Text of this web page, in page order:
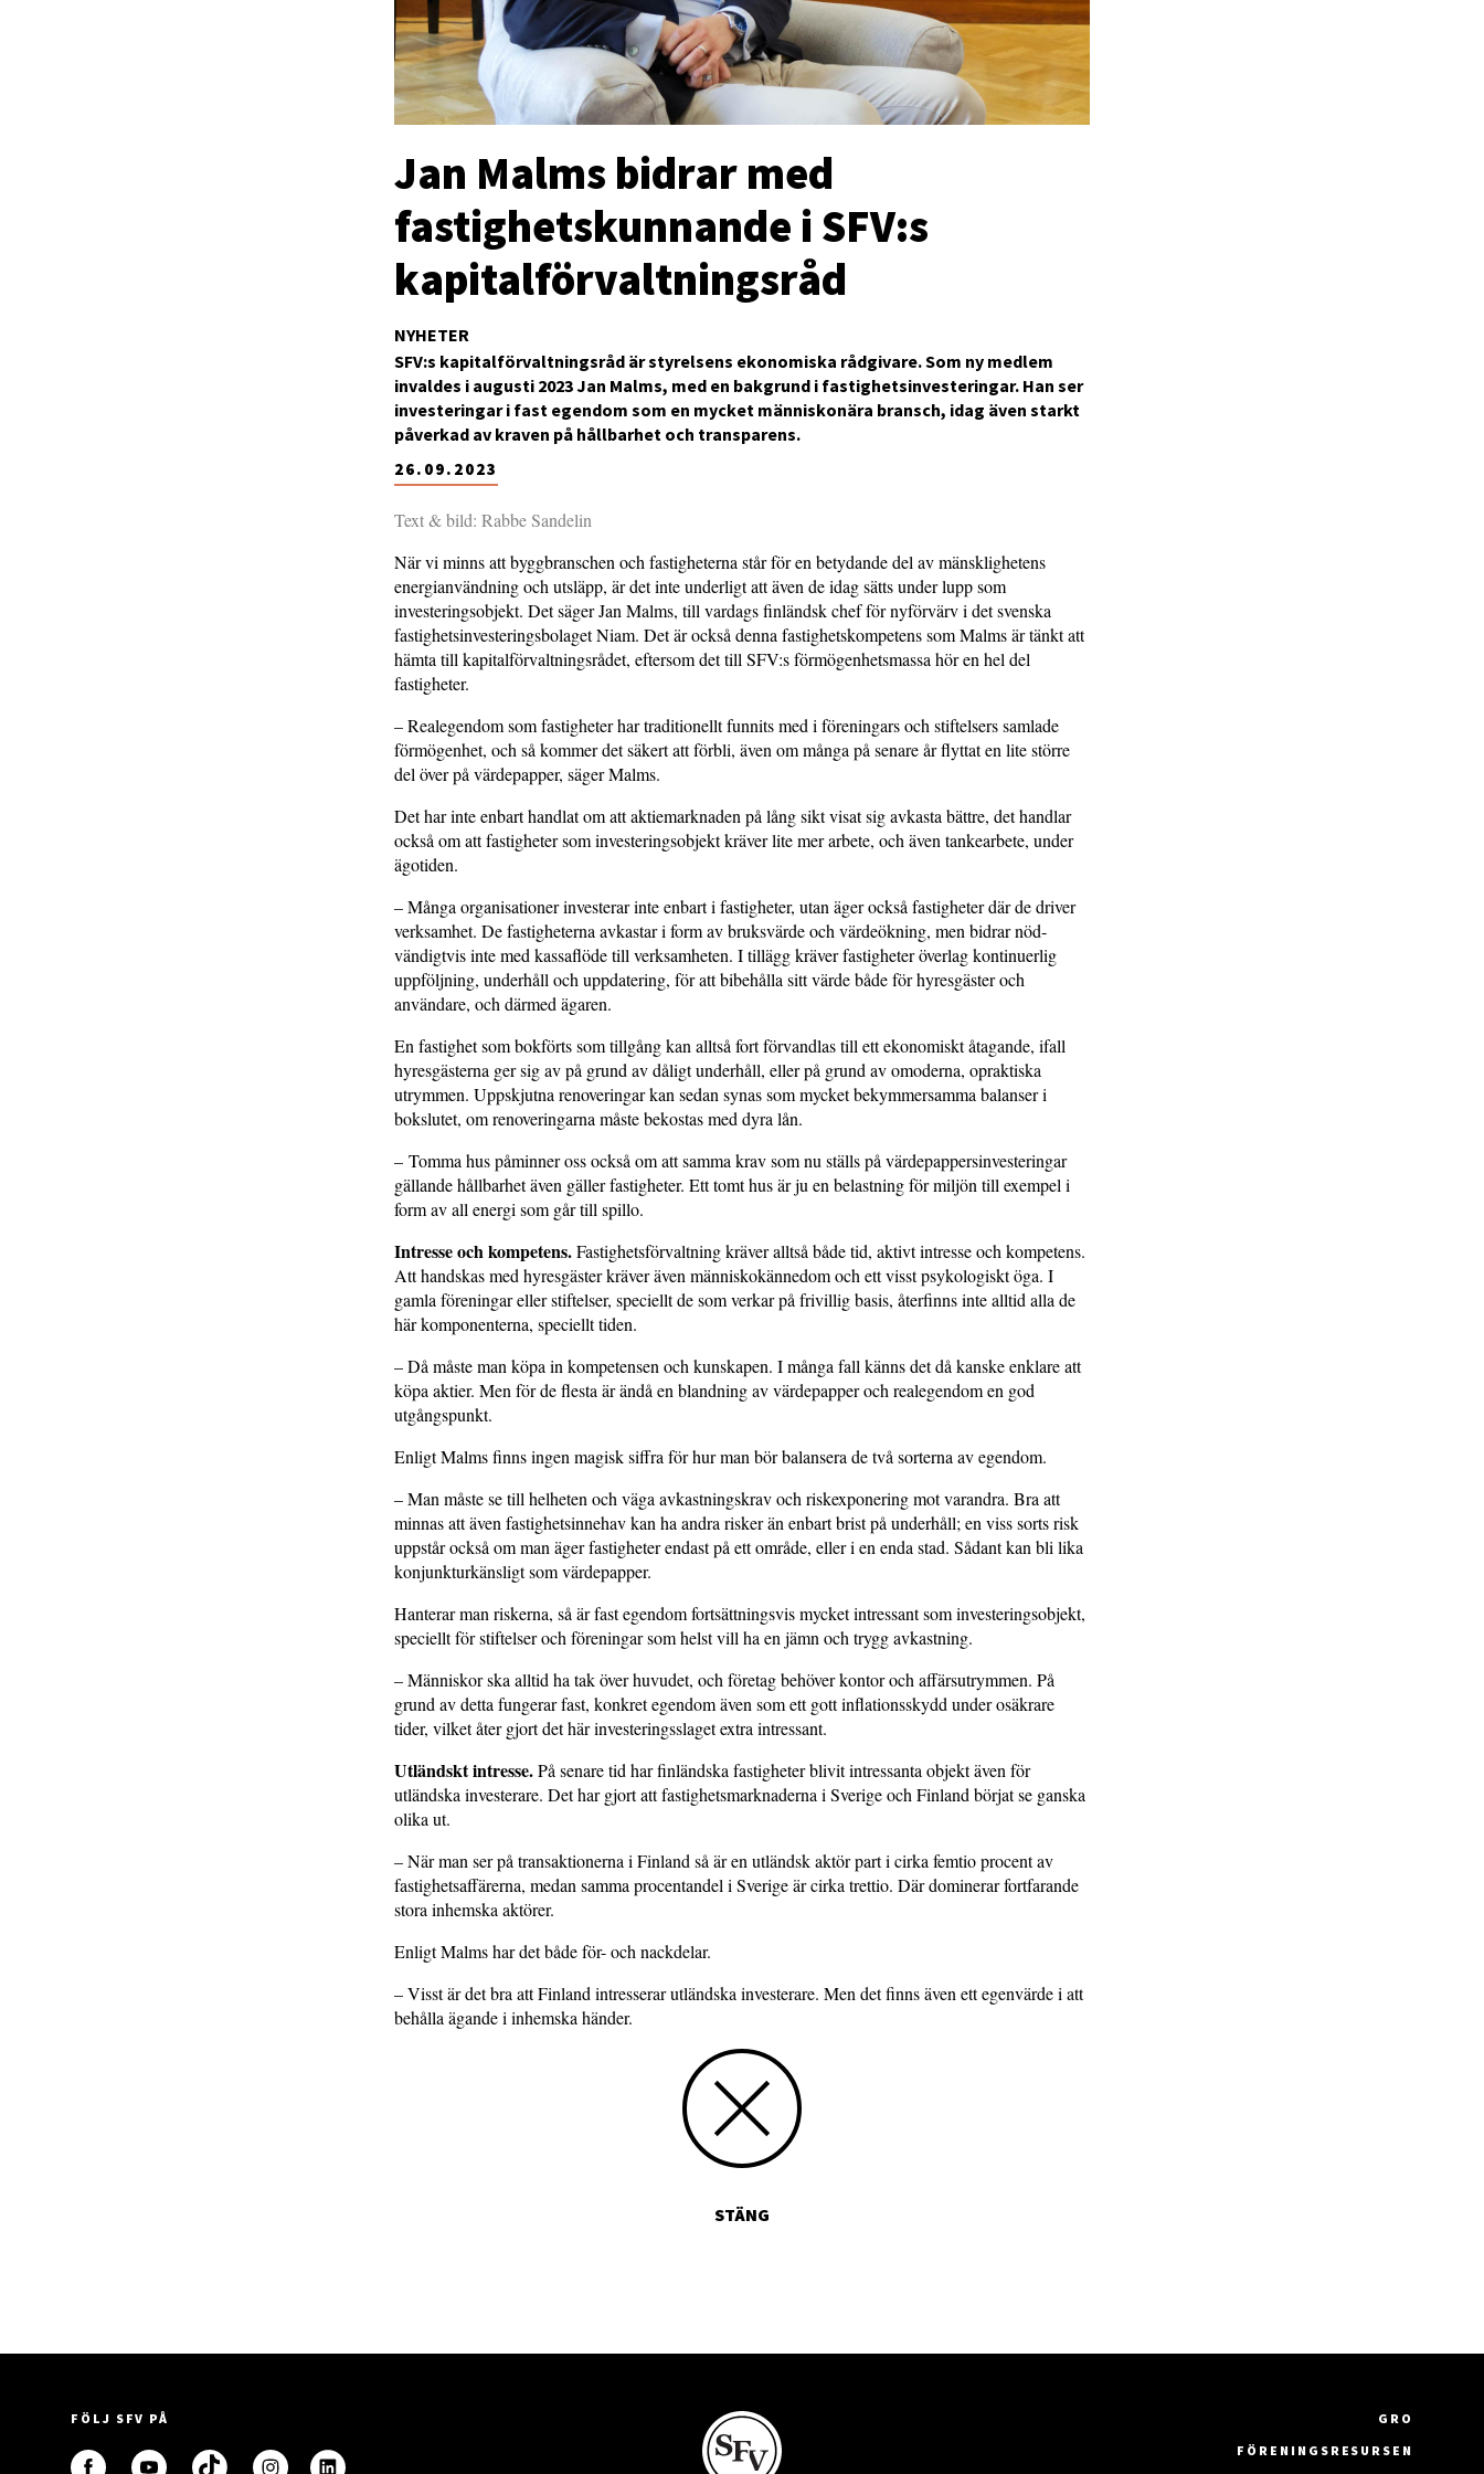
NYHETER
Jan Malms bidrar med
fastighetskunnande i SFV:s
kapitalförvaltningsråd
26.09.2023
SFV:s kapitalförvaltningsråd är styrelsens ekonomiska rådgivare. Som ny medlem
invaldes i augusti 2023 Jan Malms, med en bakgrund i fastighetsinvesteringar. Han ser
investeringar i fast egendom som en mycket människonära bransch, idag även starkt
påverkad av kraven på hållbarhet och transparens.
Text & bild: Rabbe Sandelin
När vi minns att byggbranschen och fastigheterna står för en betydande del av mänsklighetens
energianvändning och utsläpp, är det inte underligt att även de idag sätts under lupp som
investeringsobjekt. Det säger Jan Malms, till vardags finländsk chef för nyförvärv i det svenska
fastighets­investeringsbolaget Niam. Det är också denna fastighetskompetens som Malms är tänkt att
hämta till kapitalförvaltningsrådet, eftersom det till SFV:s förmögenhetsmassa hör en hel del
fastigheter.
– Realegendom som fastigheter har traditionellt funnits med i föreningars och stiftelsers samlade
förmögenhet, och så kommer det säkert att förbli, även om många på senare år flyttat en lite större
del över på värdepapper, säger Malms.
Det har inte enbart handlat om att aktiemarknaden på lång sikt visat sig avkasta bättre, det handlar
också om att fastigheter som investeringsobjekt kräver lite mer arbete, och även tanke­arbete, under
ägotiden.
– Många organisationer investerar inte enbart i fastigheter, utan äger också fastigheter där de driver
verksamhet. De fastigheterna avkastar i form av bruks­värde och värdeökning, men bidrar nöd­
vändigtvis inte med kassaflöde till verk­samheten. I tillägg kräver fastigheter överlag kontinuerlig
uppföljning, under­håll och uppdatering, för att bibehålla sitt värde både för hyresgäster och
användare, och därmed ägaren.
En fastighet som bokförts som tillgång kan alltså fort förvandlas till ett ekonomiskt åtagande, ifall
hyresgästerna ger sig av på grund av dåligt underhåll, eller på grund av omoderna, opraktiska
utrymmen. Uppskjutna renoveringar kan sedan synas som mycket bekymmersamma balanser i
bokslutet, om renoveringarna måste bekostas med dyra lån.
– Tomma hus påminner oss också om att samma krav som nu ställs på värdepappersinvesteringar
gällande hållbarhet även gäller fastigheter. Ett tomt hus är ju en belastning för miljön till exempel i
form av all energi som går till spillo.
Intresse och kompetens.Fastighetsförvaltning kräver alltså både tid, aktivt intresse och kompetens.
Att handskas med hyresgäster kräver även människo­kännedom och ett visst psykologiskt öga. I
gamla föreningar eller stiftelser, speciellt de som verkar på frivillig basis, återfinns inte alltid alla de
här komponenterna, speciellt tiden.
– Då måste man köpa in kompetensen och kunskapen. I många fall känns det då kanske enklare att
köpa aktier. Men för de flesta är ändå en blandning av värdepapper och realegendom en god
utgångspunkt.
Enligt Malms finns ingen magisk siffra för hur man bör balansera de två sorterna av egendom.
– Man måste se till helheten och väga avkastningskrav och riskexponering mot varandra. Bra att
minnas att även fastig­hetsinnehav kan ha andra risker än enbart brist på underhåll; en viss sorts risk
uppstår också om man äger fastig­heter endast på ett område, eller i en enda stad. Sådant kan bli lika
konjunktur­känsligt som värdepapper.
Hanterar man riskerna, så är fast egen­dom fortsättningsvis mycket intressant som investeringsobjekt,
speciellt för stiftelser och föreningar som helst vill ha en jämn och trygg avkastning.
– Människor ska alltid ha tak över huvudet, och företag behöver kontor och affärsutrymmen. På
grund av detta fungerar fast, konkret egendom även som ett gott inflationsskydd under osäkrare
tider, vilket åter gjort det här investerings­slaget extra intressant.
Utländskt intresse.På senare tid har finländska fastigheter blivit intressanta objekt även för
utländska investerare. Det har gjort att fastighetsmarknaderna i Sverige och Finland börjat se ganska
olika ut.
– När man ser på transaktionerna i Finland så är en utländsk aktör part i cirka femtio procent av
fastighetsaffärerna, medan samma procentandel i Sverige är cirka trettio. Där dominerar fortfarande
stora inhemska aktörer.
Enligt Malms har det både för- och nackdelar.
– Visst är det bra att Finland intresserar utländska investerare. Men det finns även ett egenvärde i att
behålla ägande i inhemska händer.
STÄNG
FÖLJ SFV PÅ
GRO
FÖRENINGSRESURSEN